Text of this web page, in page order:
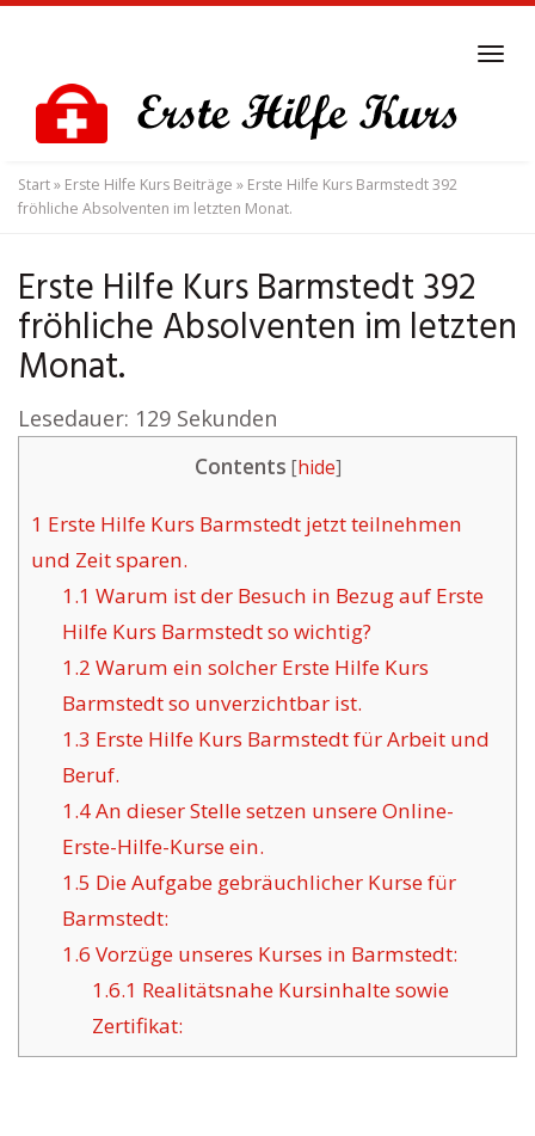
content
Start» Erste Hilfe Kurs Beiträge » Erste Hilfe Kurs Barmstedt 392
fröhliche Absolventen im letzten Monat.
Erste Hilfe Kurs Barmstedt 392
fröhliche Absolventen im letzten
Monat.
Lesedauer: 129 Sekunden
Contents [hide]
1 Erste Hilfe Kurs Barmstedt jetzt teilnehmen
und Zeit sparen.
1.1 Warum ist der Besuch in Bezug auf Erste
Hilfe Kurs Barmstedt so wichtig?
1.2 Warum ein solcher Erste Hilfe Kurs
Barmstedt so unverzichtbar ist.
1.3 Erste Hilfe Kurs Barmstedt für Arbeit und
Beruf.
1.4An dieser Stelle setzen unsere Online-
Erste-Hilfe-Kurse ein.
1.5 Die Aufgabe gebräuchlicher Kurse für
Barmstedt:
1.6 Vorzüge unseres Kurses in Barmstedt:
1.6.1 Realitätsnahe Kursinhalte sowie
Zertifikat: